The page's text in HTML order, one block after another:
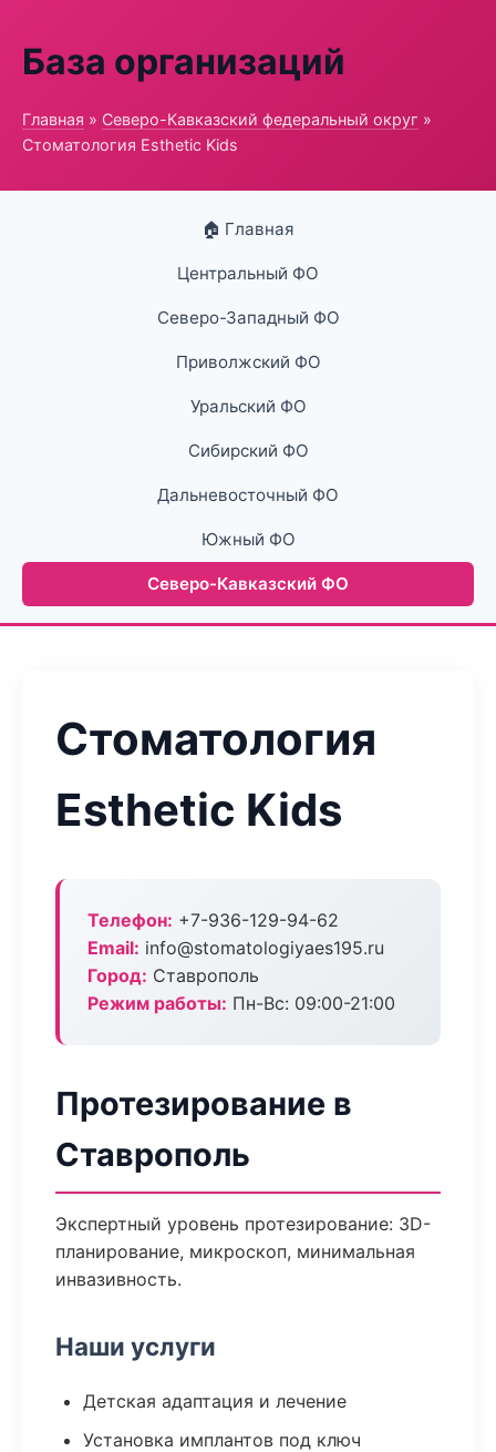
База организаций
Главная » Северо-Кавказский федеральный округ »
Стоматология Esthetic Kids
🏠 Главная
Центральный ФО
Северо-Западный ФО
Приволжский ФО
Уральский ФО
Сибирский ФО
Дальневосточный ФО
Южный ФО
Северо-Кавказский ФО
Стоматология
Esthetic Kids
Телефон: +7-936-129-94-62
Email: info@stomatologiyaes195.ru
Город: Ставрополь
Режим работы: Пн-Вс: 09:00-21:00
Протезирование в
Ставрополь
Экспертный уровень протезирование: 3D-
планирование, микроскоп, минимальная
инвазивность.
Наши услуги
Детская адаптация и лечение
Установка имплантов под ключ